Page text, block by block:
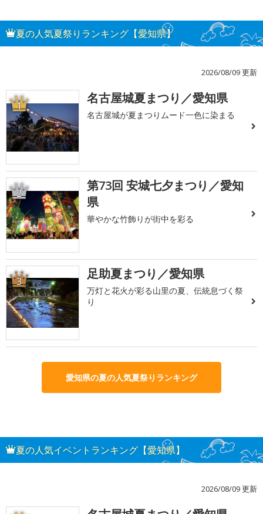
夏の人気夏祭りランキング【愛知県】
2026/08/09 更新
1 名古屋城夏まつり／愛知県
名古屋城が夏まつりムード一色に染まる
2
第73回 安城七夕まつり／愛知
県
華やかな竹飾りが街中を彩る
3 足助夏まつり／愛知県
万灯と花火が彩る山里の夏、伝統息づく祭
り
愛知県の夏の人気夏祭りランキング
夏の人気イベントランキング【愛知県】
2026/08/09 更新